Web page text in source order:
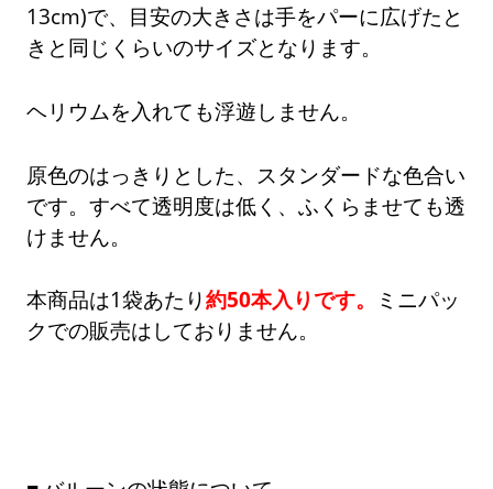
13cm)で、目安の大きさは手をパーに広げたと
きと同じくらいのサイズとなります。
ヘリウムを入れても浮遊しません。
原色のはっきりとした、スタンダードな色合い
です。すべて透明度は低く、ふくらませても透
けません。
本商品は1袋あたり約50本入りです。
ミニパッ
クでの販売はしておりません。